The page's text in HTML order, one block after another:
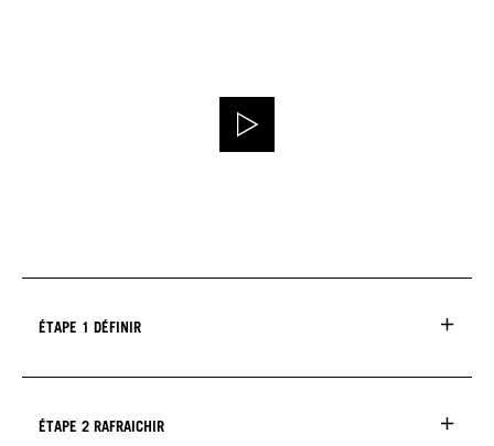
ÉTAPE 1 DÉFINIR
ÉTAPE 2 RAFRAICHIR